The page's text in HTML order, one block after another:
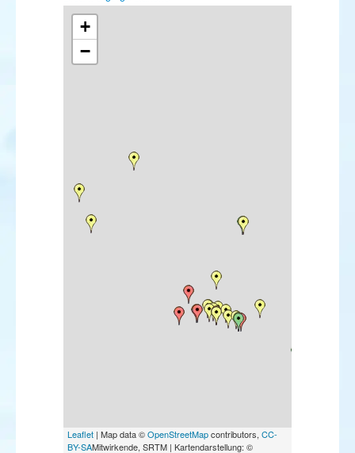
Bruant proyer
+
−
Leaflet | Map data ©OpenStreetMapcontributors, CC-
BY-SAMitwirkende, SRTM | Kartendarstellung: ©